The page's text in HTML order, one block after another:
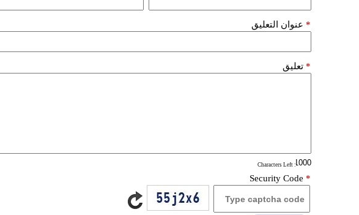
عنوان التعليق *
تعليق *
: Characters Left
Security Code *